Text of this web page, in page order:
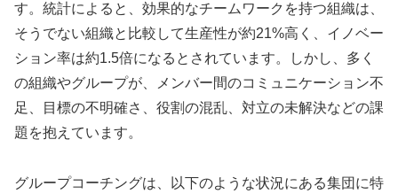
す。統計によると、効果的なチームワークを持つ組織は、
そうでない組織と比較して生産性が約21%高く、イノベー
ション率は約1.5倍になるとされています。しかし、多く
の組織やグループが、メンバー間のコミュニケーション不
足、目標の不明確さ、役割の混乱、対立の未解決などの課
題を抱えています。
グループコーチングは、以下のような状況にある集団に特